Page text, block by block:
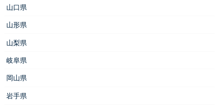
山口県
山形県
山梨県
岐阜県
岡山県
岩手県